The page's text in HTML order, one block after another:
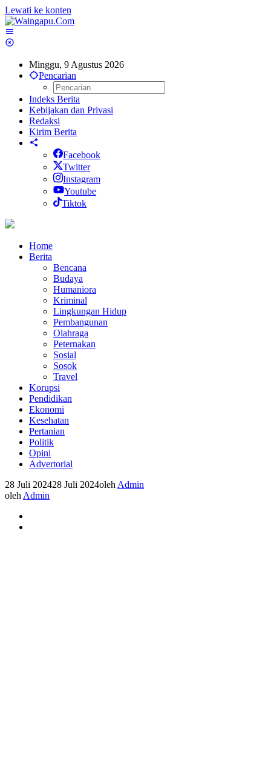
Lewati ke konten
Minggu, 9 Agustus 2026
Pencarian
Indeks Berita
Kebijakan dan Privasi
Redaksi
Kirim Berita
Facebook
Twitter
Instagram
Youtube
Tiktok
Home
Berita
Bencana
Budaya
Humaniora
Kriminal
Lingkungan Hidup
Pembangunan
Olahraga
Peternakan
Sosial
Sosok
Travel
Korupsi
Pendidikan
Ekonomi
Kesehatan
Pertanian
Politik
Opini
Advertorial
28 Juli 202428 Juli 2024oleh Admin
oleh Admin